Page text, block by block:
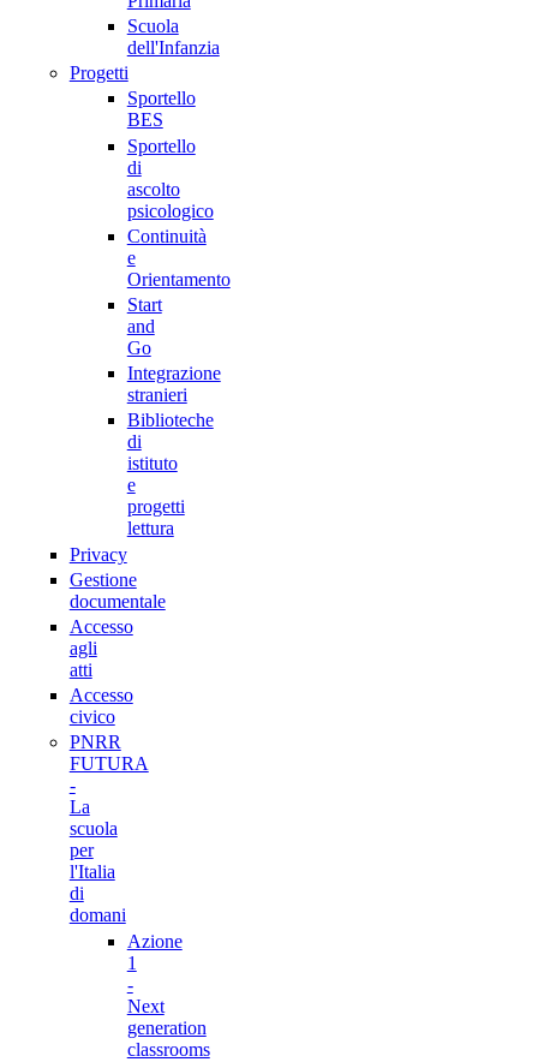
Scuola
dell'Infanzia
Progetti
Sportello
BES
Sportello
di
ascolto
psicologico
Continuità
e
Orientamento
Start
and
Go
Integrazione
stranieri
Biblioteche
di
istituto
e
progetti
lettura
Privacy
Gestione
documentale
Accesso
agli
atti
Accesso
civico
PNRR
FUTURA
-
La
scuola
per
l'Italia
di
domani
Azione
1
-
Next
generation
classrooms